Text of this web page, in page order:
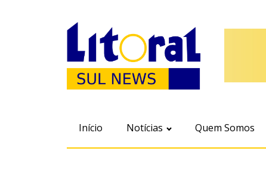
Início Notícias Quem Somos